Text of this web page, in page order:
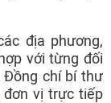
địa phương,
với từng đối
Đồng chí bí thư
đơn vị trực tiếp